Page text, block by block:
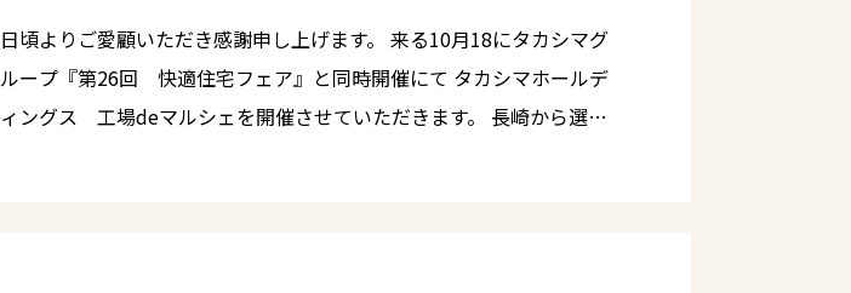
日頃よりご愛顧いただき感謝申し上げます。 来る10月18にタカシマグ
ループ『第26回 快適住宅フェア』と同時開催にて タカシマホールデ
ィングス 工場deマルシェを開催させていただきます。 長崎から選り